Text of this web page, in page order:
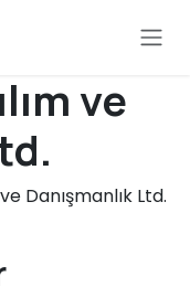
ve
Danışmanlık Ltd.